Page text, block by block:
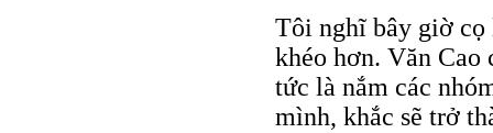
Tôi nghĩ bây giờ cọ
khéo hơn. Văn Cao
tức là nắm các
mình, khắc sẽ trở